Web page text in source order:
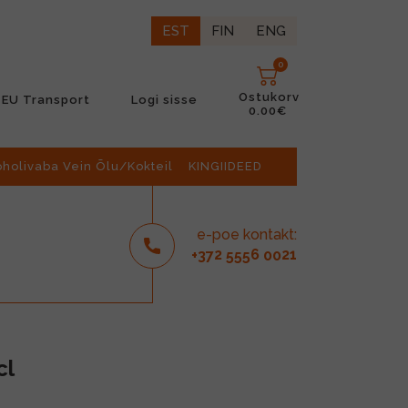
EST FIN ENG
EU Transport Logi sisse
0
Ostukorv
0.00€
Vein Õlu/Kokteil KINGIIDEED
e-poe kontakt:
+372 5556 0021